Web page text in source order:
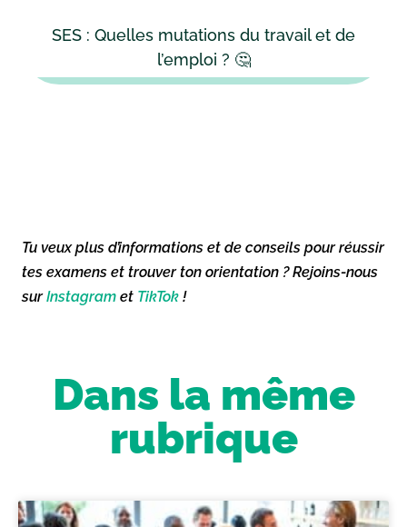
SES : Quelles mutations du travail et de
l’emploi ? 🤔
Tu veux plus d’informations et de conseils pour réussir
tes examens et trouver ton orientation ? Rejoins-nous
surInstagram et TikTok !
Dans la même
rubrique